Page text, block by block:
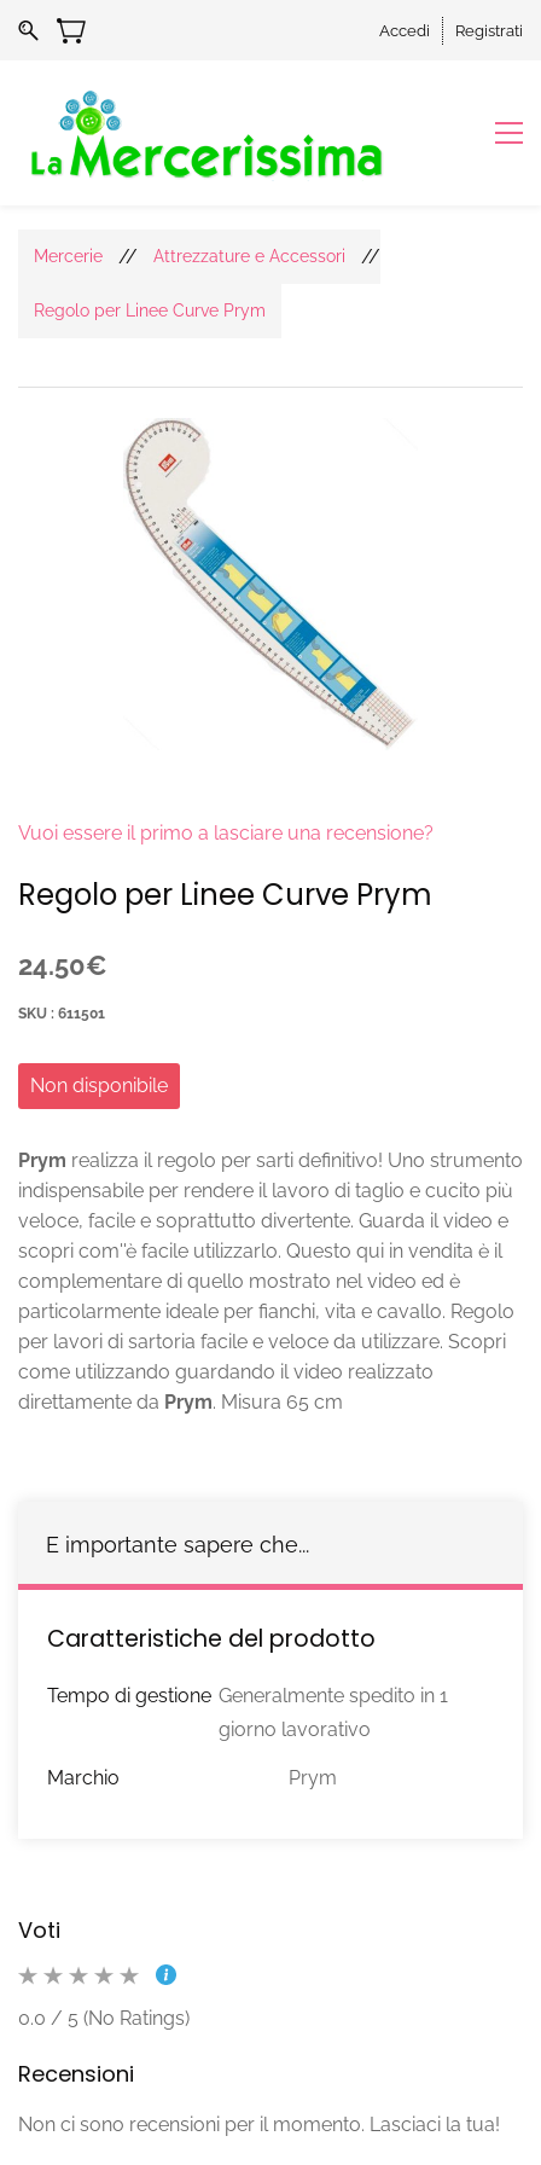
Accedi Registrati
Mercerie // Attrezzature e Accessori //
Regolo per Linee Curve Prym
Vuoi essere il primo a lasciare una recensione?
Regolo per Linee Curve Prym
24.50€
SKU : 611501
Non disponibile
Prym realizza il regolo per sarti definitivo! Uno strumento
indispensabile per rendere il lavoro di taglio e cucito più
veloce, facile e soprattutto divertente. Guarda il video e
scopri com''è facile utilizzarlo. Questo qui in vendita è il
complementare di quello mostrato nel video ed è
particolarmente ideale per fianchi, vita e cavallo. Regolo
per lavori di sartoria facile e veloce da utilizzare. Scopri
come utilizzando guardando il video realizzato
direttamente da Prym. Misura 65 cm
E importante sapere che...
Caratteristiche del prodotto
Tempo di gestione Generalmente spedito in 1
giorno lavorativo
Marchio Prym
Voti
0.0 / 5 (No Ratings)
Recensioni
Non ci sono recensioni per il momento. Lasciaci la tua!